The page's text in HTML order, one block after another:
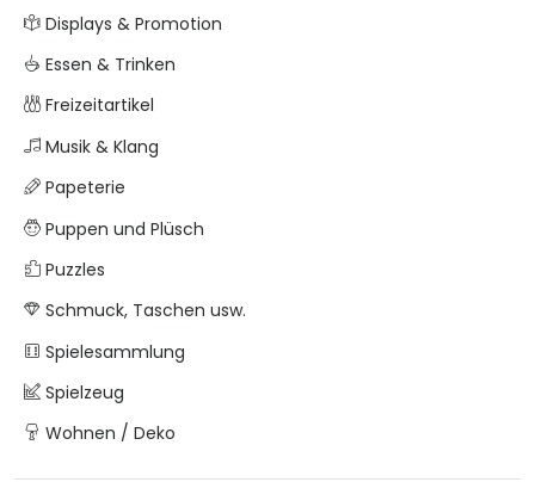
Displays & Promotion
Essen & Trinken
Freizeitartikel
Musik & Klang
Papeterie
Puppen und Plüsch
Puzzles
Schmuck, Taschen usw.
Spielesammlung
Spielzeug
Wohnen / Deko